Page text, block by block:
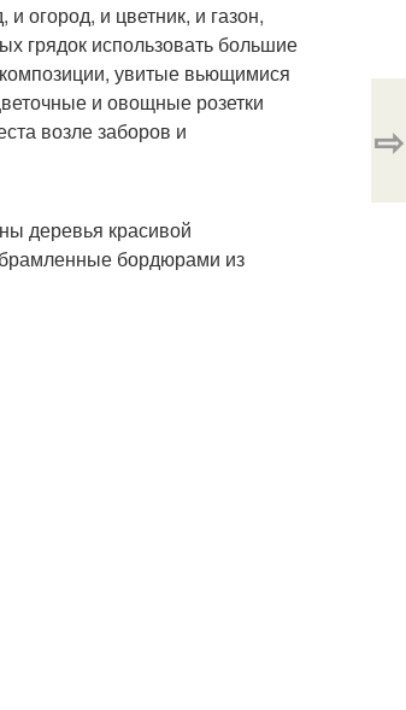
огород, и цветник, и газон,
грядок использовать большие
увитые вьющимися
и овощные розетки
возле заборов и
деревья красивой
бордюрами из
⇨